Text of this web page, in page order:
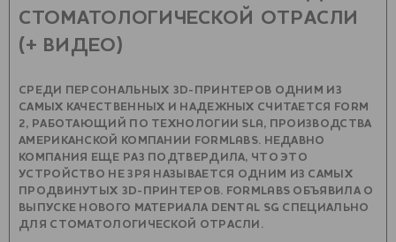
СТОМАТОЛОГИЧЕСКОЙ ОТРАСЛИ
(+ ВИДЕО)
СРЕДИ ПЕРСОНАЛЬНЫХ 3D-ПРИНТЕРОВ ОДНИМ ИЗ
САМЫХ КАЧЕСТВЕННЫХ И НАДЕЖНЫХ СЧИТАЕТСЯ FORM
2, РАБОТАЮЩИЙ ПО ТЕХНОЛОГИИ SLA, ПРОИЗВОДСТВА
АМЕРИКАНСКОЙ КОМПАНИИ FORMLABS. НЕДАВНО
КОМПАНИЯ ЕЩЕ РАЗ ПОДТВЕРДИЛА, ЧТО ЭТО
УСТРОЙСТВО НЕ ЗРЯ НАЗЫВАЕТСЯ ОДНИМ ИЗ САМЫХ
ПРОДВИНУТЫХ 3D-ПРИНТЕРОВ. FORMLABS ОБЪЯВИЛА О
ВЫПУСКЕ НОВОГО МАТЕРИАЛА DENTAL SG СПЕЦИАЛЬНО
ДЛЯ СТОМАТОЛОГИЧЕСКОЙ ОТРАСЛИ.